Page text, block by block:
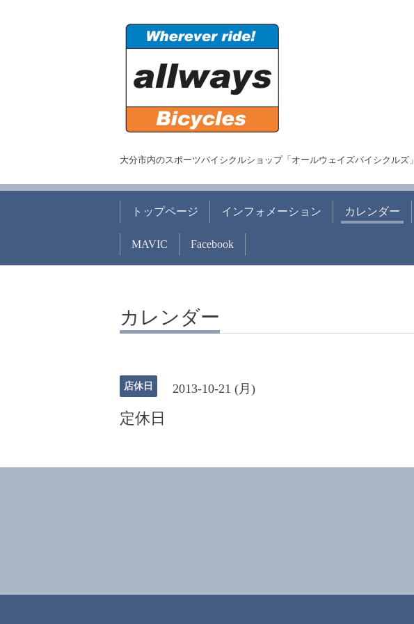
大分市内のスポーツバイシクルショップ「オールウェイズバイシクルズ」
トップページ インフォメーション カレンダー
MAVIC Facebook
カレンダー
店休日 2013-10-21 (月)
定休日